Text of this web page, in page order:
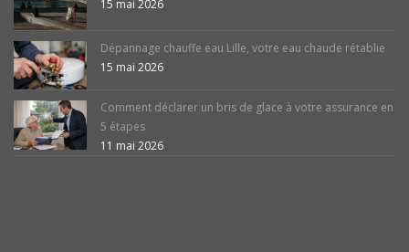
15 mai 2026
Dépannage chauffe eau Lille, votre eau chaude rétablie
15 mai 2026
Comment déclarer un bris de glace à votre assurance en
5 étapes
11 mai 2026